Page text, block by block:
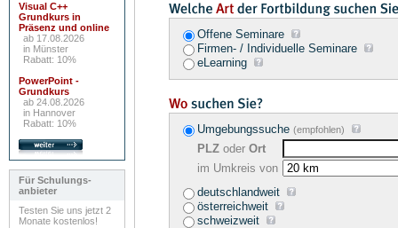
Visual C++
Grundkurs in
Präsenz und online
ab 17.08.2026
in Münster
Rabatt: 10%
PowerPoint -
Grundkurs
ab 24.08.2026
in Hannover
Rabatt: 10%
Für Schulungs-
anbieter
Testen Sie uns jetzt 2
Monate kostenlos!
Offene Seminare
Firmen- / Individuelle Seminare
eLearning
Umgebungssuche (empfohlen)
PLZ oder Ort
im Umkreis von
deutschlandweit
österreichweit
schweizweit